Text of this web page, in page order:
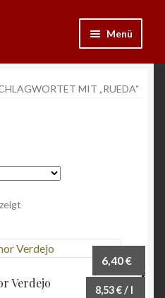
Menü
MIT „RUEDA“
Verdejo
6,40€
8,53€/